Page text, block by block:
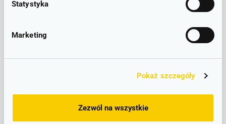
Statystyka
Marketing
Pokaż szczegóły
Zezwól na wszystkie
LINIOWY SCHEMAT POŁĄCZEŃ
Wrocław Mikołajów -
Leszno – lokalizacje
Wrocław Mikołajów